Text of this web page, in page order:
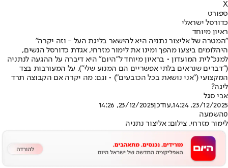
X
ספורט
כדורסל ישראלי
ראיון מיוחד
"המטרה של אליצור נתניה היא להישאר בליגת העל - וזה יקרה"
היהלומים ביצעו מהפך ומינו את לימור מזרחי, אגדת כדורסל הנשים,
למנכ"לית המועדון • בראיון מיוחד ל"היום" היא דיברה על ההגעה לנתניה
("דברים שנראים בלתי אפשריים הם המנוע שלי"), על המעורבות בצד
המקצועי ("אני נושאת בכל הכובעים") • וגם: מה יקרה אם הקבוצה תרד
ליגה?
אבי סגל
23/12/2025, 14:24
,עודכן23/12/2025, 14:26
0השמעה
לימור מזרחי. צילום: אליצור נתניה